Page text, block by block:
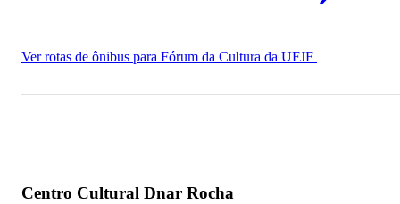
Ver rotas de ônibus para Fórum da Cultura da UFJF
Centro Cultural Dnar Rocha